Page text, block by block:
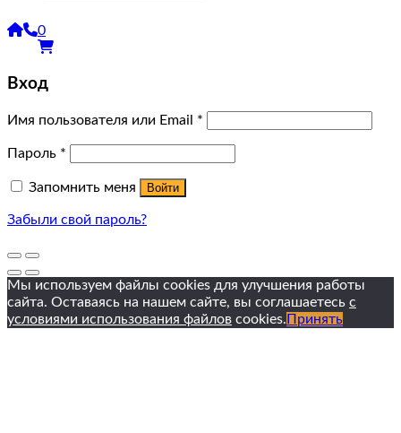
0
Вход
Имя пользователя или Email *
Пароль *
Запомнить меня Войти
Забыли свой пароль?
Мы используем файлы cookies для улучшения работы
сайта. Оставаясь на нашем сайте, вы соглашаетесь с
условиями использования файлов cookies. Принять